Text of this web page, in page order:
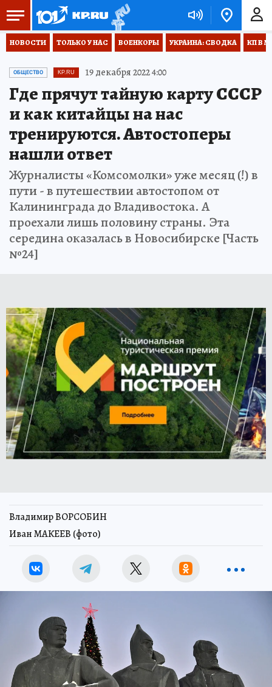
НОВОСТИ ТОЛЬКО У НАС ВОЕНКОРЫ УКРАИНА: СВОДКА КП В
ОБЩЕСТВО KP.RU 19 декабря 2022 4:00
Где прячут тайную карту СССР
и как китайцы на нас
тренируются. Автостоперы
нашли ответ
Журналисты «Комсомолки» уже месяц (!) в
пути - в путешествии автостопом от
Калининграда до Владивостока. А
проехали лишь половину страны. Эта
середина оказалась в Новосибирске [Часть
№24]
Владимир ВОРСОБИН
Иван МАКЕЕВ (фото)